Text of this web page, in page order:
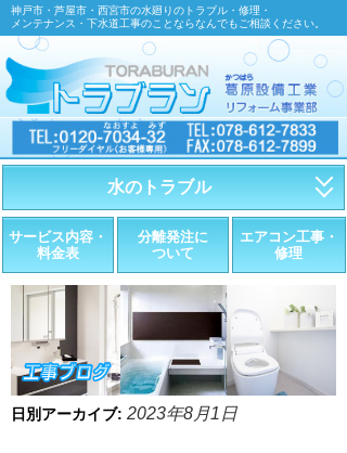
神戸市・芦屋市・西宮市の水廻りのトラブル・修理・
メンテナンス・下水道工事のことならなんでもご相談ください。
水のトラブル
・トイレが詰まったら
・トイレが漏れたら
・水道管が漏れたら
・排水が詰まったら
・悪臭調査
サービス内容・
料金表
分離発注に
ついて
エアコン工事・
修理
日別アーカイブ: 2023年8月1日